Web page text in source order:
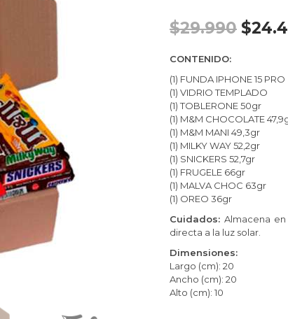
$29.990 $
CONTENIDO:
(1) FUNDA IPHONE 15 PRO
(1) VIDRIO TEMPLADO
(1) TOBLERONE 50gr
(1) M&M CHOCOLATE
(1) M&M MANI 49,3gr
(1) MILKY WAY 52,2gr
(1) SNICKERS 52,7gr
(1) FRUGELE 66gr
(1) MALVA CHOC 63gr
(1) OREO 36gr
Cuidados:Almacena
directa a la luz solar.
Dimensiones:
Largo (cm): 20
Ancho (cm): 20
Alto (cm): 10